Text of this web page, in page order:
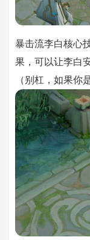
暴击流李白核心
果，可以让李白
（别杠，如果你